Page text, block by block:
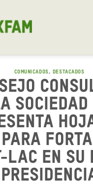
COMUNICADOS, DESTACADOS
para
LAC en su